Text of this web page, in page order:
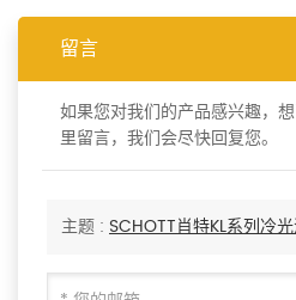
留言
如果您对我们的产品感兴趣，
里留言，我们会尽快回复您。
主题 : SCHOTT肖特KL系列冷